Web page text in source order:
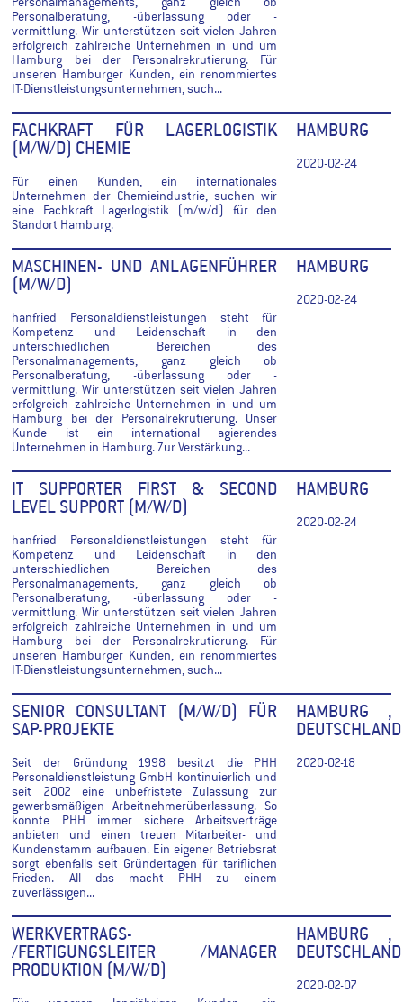
Personalmanagements, ganz gleich ob
Personalberatung, -überlassung oder -
vermittlung. Wir unterstützen seit vielen Jahren
erfolgreich zahlreiche Unternehmen in und um
Hamburg bei der Personalrekrutierung. Für
unseren Hamburger Kunden, ein renommiertes
IT-Dienstleistungsunternehmen, such...
FACHKRAFT FÜR LAGERLOGISTIK
(M/W/D) CHEMIE
Für einen Kunden, ein internationales
Unternehmen der Chemieindustrie, suchen wir
eine Fachkraft Lagerlogistik (m/w/d) für den
Standort Hamburg.
HAMBURG
2020-02-24
MASCHINEN- UND ANLAGENFÜHRER
(M/W/D)
hanfried Personaldienstleistungen steht für
Kompetenz und Leidenschaft in den
unterschiedlichen Bereichen des
Personalmanagements, ganz gleich ob
Personalberatung, -überlassung oder -
vermittlung. Wir unterstützen seit vielen Jahren
erfolgreich zahlreiche Unternehmen in und um
Hamburg bei der Personalrekrutierung. Unser
Kunde ist ein international agierendes
Unternehmen in Hamburg. Zur Verstärkung...
HAMBURG
2020-02-24
IT SUPPORTER FIRST & SECOND
LEVEL SUPPORT (M/W/D)
hanfried Personaldienstleistungen steht für
Kompetenz und Leidenschaft in den
unterschiedlichen Bereichen des
Personalmanagements, ganz gleich ob
Personalberatung, -überlassung oder -
vermittlung. Wir unterstützen seit vielen Jahren
erfolgreich zahlreiche Unternehmen in und um
Hamburg bei der Personalrekrutierung. Für
unseren Hamburger Kunden, ein renommiertes
IT-Dienstleistungsunternehmen, such...
HAMBURG
2020-02-24
SENIOR CONSULTANT (M/W/D) FÜR
SAP-PROJEKTE
Seit der Gründung 1998 besitzt die PHH
Personaldienstleistung GmbH kontinuierlich und
seit 2002 eine unbefristete Zulassung zur
gewerbsmäßigen Arbeitnehmerüberlassung. So
konnte PHH immer sichere Arbeitsverträge
anbieten und einen treuen Mitarbeiter- und
Kundenstamm aufbauen. Ein eigener Betriebsrat
sorgt ebenfalls seit Gründertagen für tariflichen
Frieden. All das macht PHH zu einem
zuverlässigen...
HAMBURG ,
DEUTSCHLAND
2020-02-18
WERKVERTRAGS-
/FERTIGUNGSLEITER /MANAGER
PRODUKTION (M/W/D)
HAMBURG ,
DEUTSCHLAND
2020-02-07